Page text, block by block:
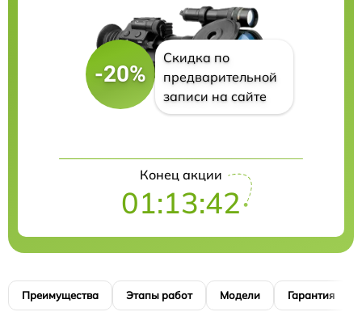
-20%
Скидка по
предварительной
записи на сайте
Конец акции
01:13:41
Преимущества Этапы работ Модели Гарантия